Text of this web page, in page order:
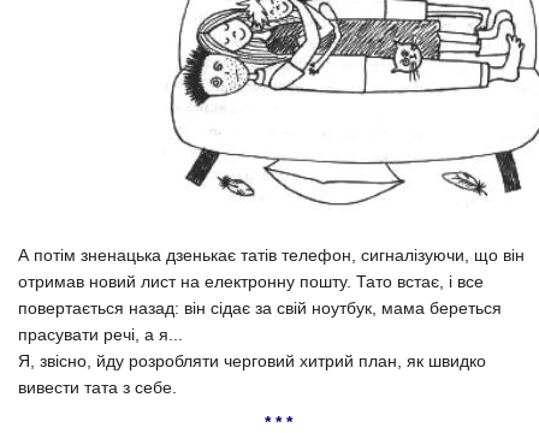
А потім зненацька дзенькає татів телефон, сигналізуючи, що він
отримав новий лист на електронну пошту. Тато встає, і все
повертається назад: він сідає за свій ноутбук, мама береться
прасувати речі, а я...
Я, звісно, йду розробляти черговий хитрий план, як швидко
вивести тата з себе.
* * *